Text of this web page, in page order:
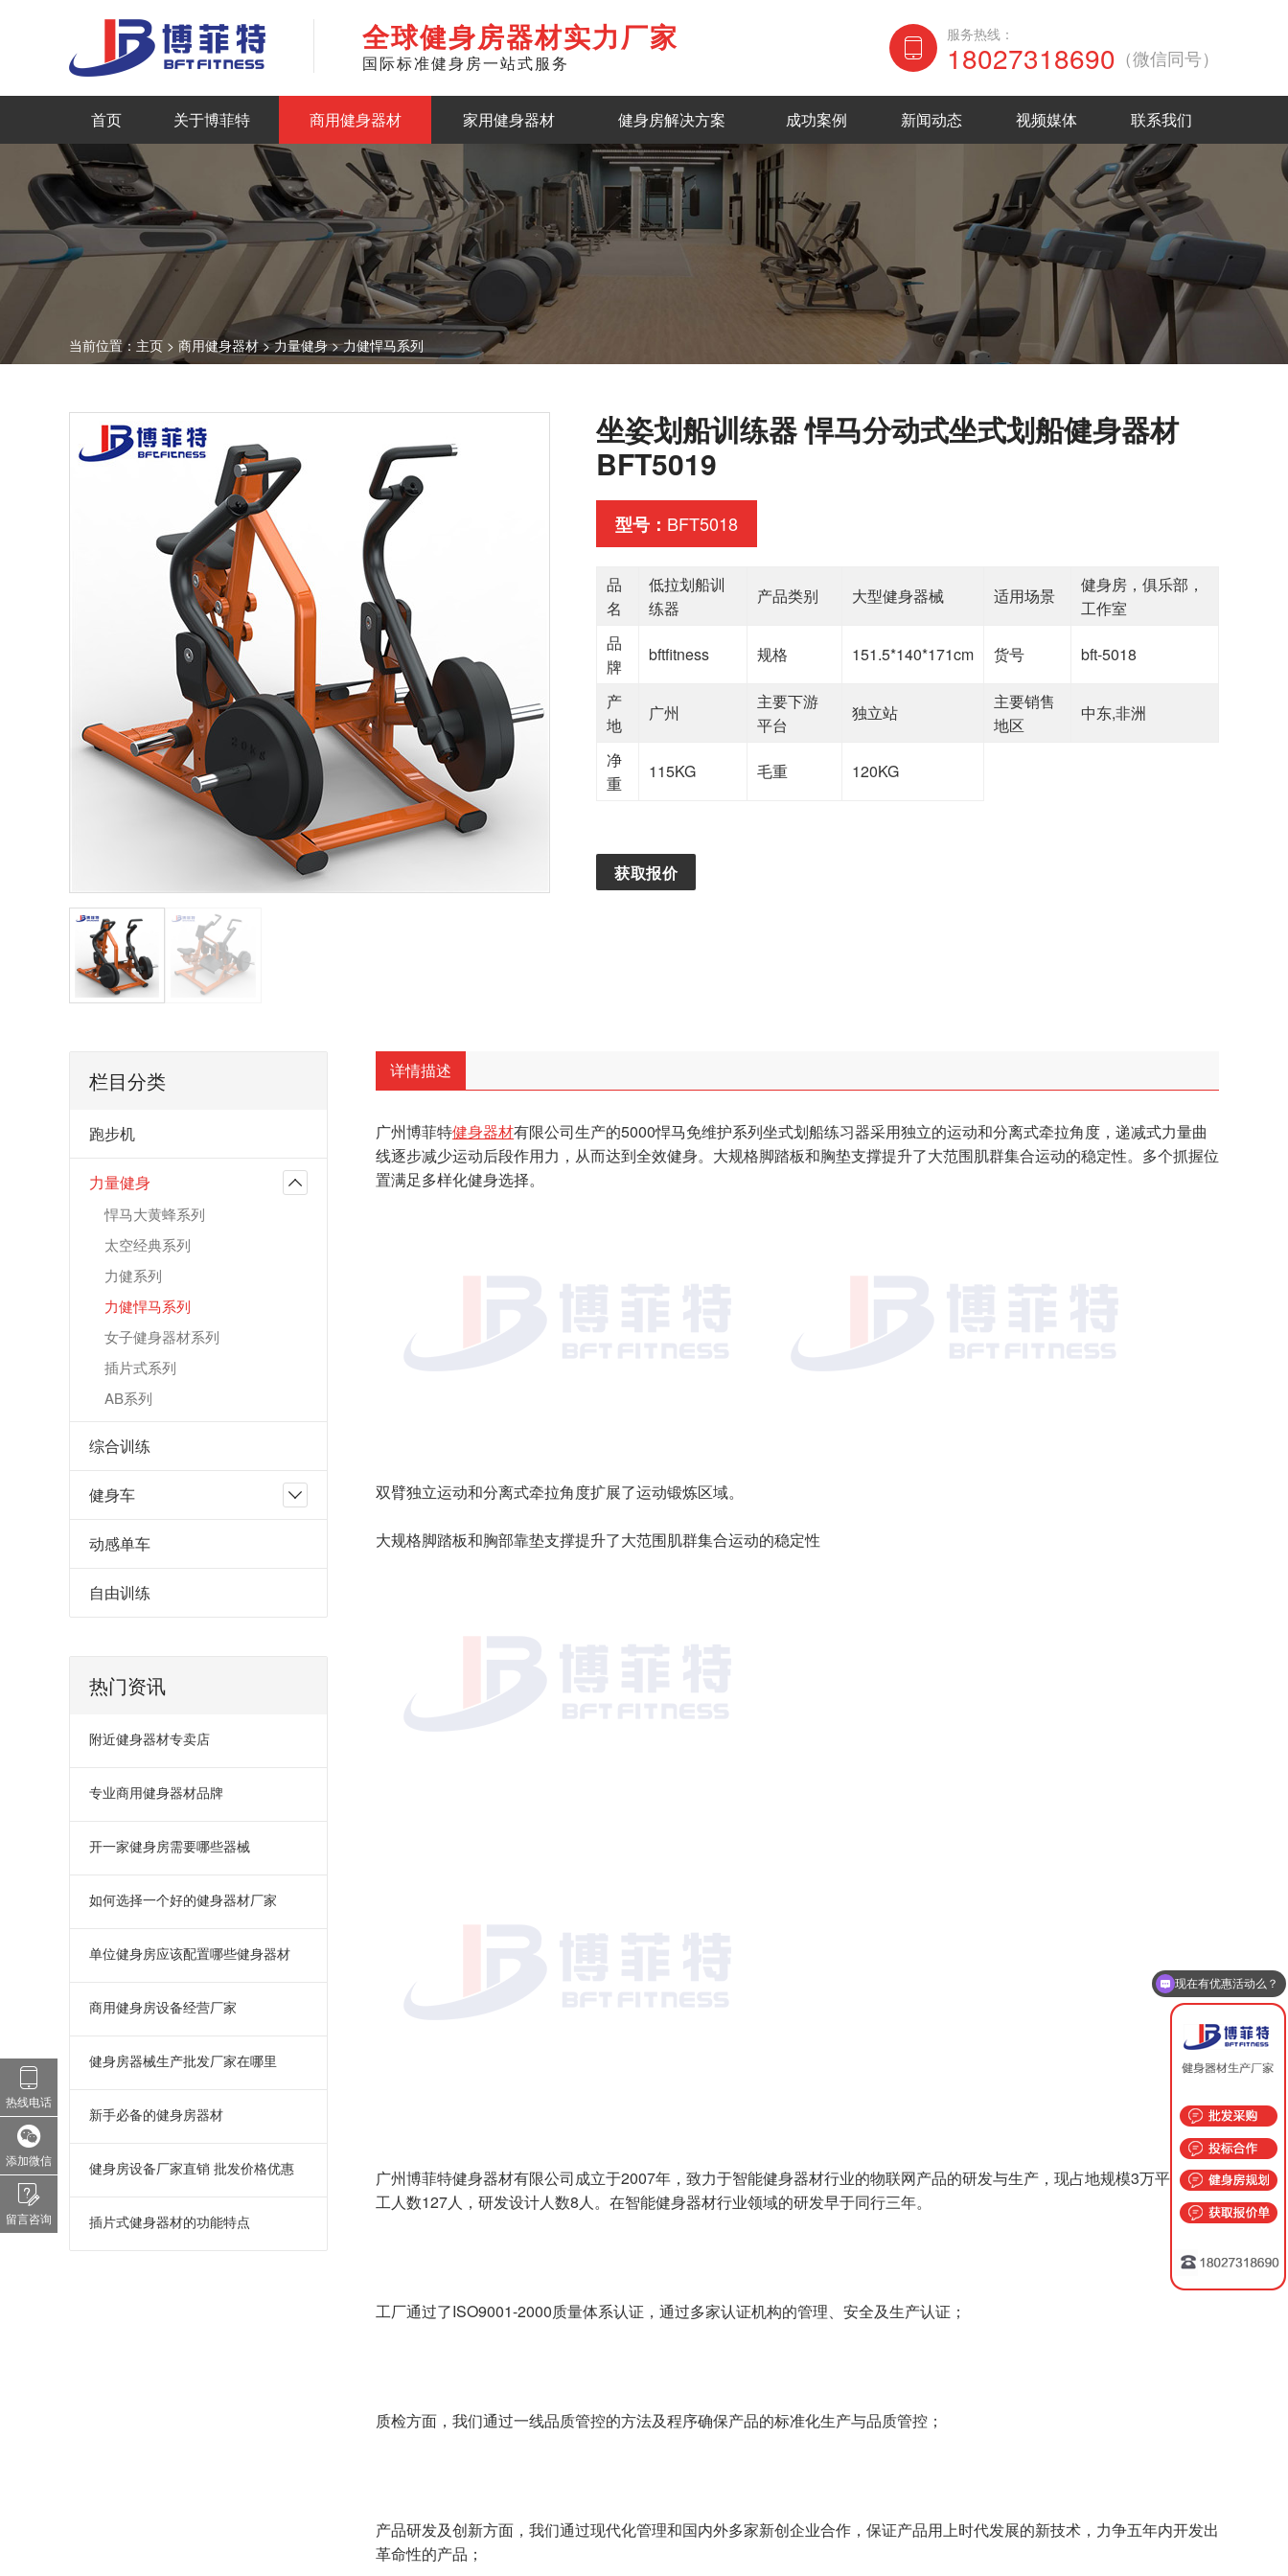
用健身房器材生产厂家
全球健身房器材实力厂家
国际标准健身房一站式服务
服务热线：
18027318690 （微信同号）
首页 关于博菲特 商用健身器材 家用健身器材 健身房解决方案 成功案例 新闻动态 视频媒体 联系我们
当前位置： 主页 > 商用健身器材>力量健身>力健悍马系列
坐姿划船训练器 悍马分动式坐式划船健身器材
BFT5019
型号： BFT5018
品
名
低拉划船训
练器
产品类别 大型健身器械 适用场景
健身房，俱乐部，
工作室
品
牌
bftfitness 规格 151.5*140*171cm 货号 bft-5018
产
地
广州
主要下游
平台
独立站
主要销售
地区
中东,非洲
净
重
115KG 毛重 120KG
获取报价
详情描述
广州博菲特健身器材有限公司生产的5000悍马免维护系列坐式划船练习器采用独立的运动和分离式牵拉角度，递减式力量曲
线逐步减少运动后段作用力，从而达到全效健身。大规格脚踏板和胸垫支撑提升了大范围肌群集合运动的稳定性。多个抓握位
置满足多样化健身选择。
双臂独立运动和分离式牵拉角度扩展了运动锻炼区域。
大规格脚踏板和胸部靠垫支撑提升了大范围肌群集合运动的稳定性
广州博菲特健身器材有限公司成立于2007年，致力于智能健身器材行业的物联网产品的研发与生产，现占地规模3万平方，员
工人数127人，研发设计人数8人。在智能健身器材行业领域的研发早于同行三年。
工厂通过了ISO9001-2000质量体系认证，通过多家认证机构的管理、安全及生产认证；
质检方面，我们通过一线品质管控的方法及程序确保产品的标准化生产与品质管控；
产品研发及创新方面，我们通过现代化管理和国内外多家新创企业合作，保证产品用上时代发展的新技术，力争五年内开发出
革命性的产品；
栏目分类
跑步机
力量健身
悍马大黄蜂系列
太空经典系列
力健系列
力健悍马系列
女子健身器材系列
插片式系列
AB系列
综合训练
健身车
动感单车
自由训练
热门资讯
附近健身器材专卖店
专业商用健身器材品牌
开一家健身房需要哪些器械
如何选择一个好的健身器材厂家
单位健身房应该配置哪些健身器材
商用健身房设备经营厂家
健身房器械生产批发厂家在哪里
新手必备的健身房器材
健身房设备厂家直销 批发价格优惠
插片式健身器材的功能特点
热线电话
添加微信
留言咨询
现在有优惠活动么？